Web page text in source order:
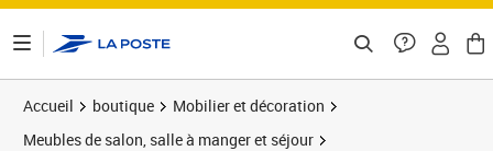
Accueil boutique
Mobilier et décoration
Meubles de salon, salle à manger et séjour